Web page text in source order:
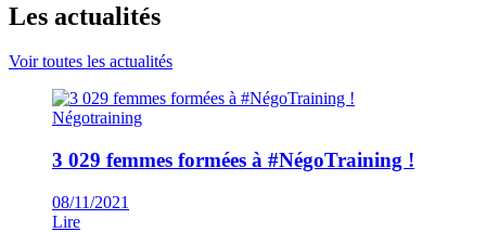
Les actualités
Voir toutes les actualités
Négotraining
3 029 femmes formées à #NégoTraining !
08/11/2021
Lire